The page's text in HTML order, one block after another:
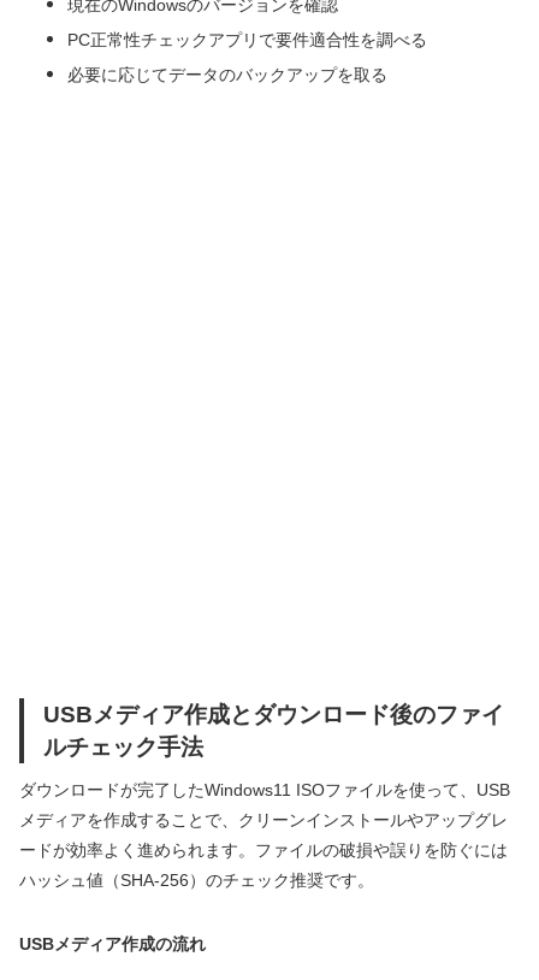
現在のWindowsのバージョンを確認
PC正常性チェックアプリで要件適合性を調べる
必要に応じてデータのバックアップを取る
USBメディア作成とダウンロード後のファイ
ルチェック手法
ダウンロードが完了したWindows11 ISOファイルを使って、USB
メディアを作成することで、クリーンインストールやアップグレ
ードが効率よく進められます。ファイルの破損や誤りを防ぐには
ハッシュ値（SHA-256）のチェック推奨です。
USBメディア作成の流れ